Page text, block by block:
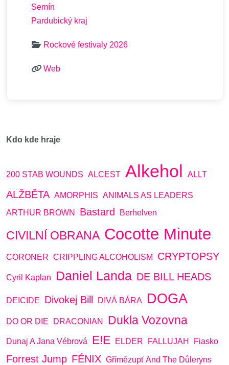
Semín
Pardubický kraj
Rockové festivaly 2026
Web
Kdo kde hraje
200 STAB WOUNDS ALCEST Alkehol ALLT
ALŽBĚTA AMORPHIS ANIMALS AS LEADERS
ARTHUR BROWN
Bastard Berhelven
CIVILNÍ OBRANA Cocotte Minute
CORONER CRIPPLING ALCOHOLISM CRYPTOPSY
Cyril Kaplan Daniel Landa DE BILL HEADS
DEICIDE Divokej Bill DIVÁ BÁRA DOGA
DO OR DIE DRACONIAN Dukla Vozovna
Dunaj A Jana Vébrová E!E ELDER FALLUJAH Fiasko
Forrest Jump FÉNIX Gřímězupť And The Důleryns